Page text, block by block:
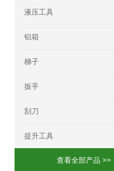
AC-
液压工具
铝箱
梯子
扳手
刮刀
提升工具
查看全部产品 >>